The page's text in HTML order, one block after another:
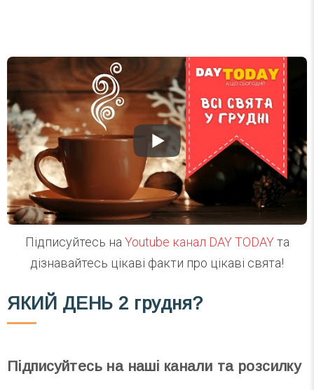
Підписуйтесь на Youtube канал DAY TODAYта
дізнавайтесь цікаві факти про цікаві свята!
ЯКИЙ ДЕНЬ 2 грудня?
Підписуйтесь на наші канали та розсилку